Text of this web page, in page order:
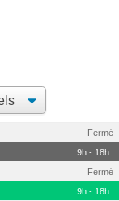
Fermé
9h - 18h
Fermé
9h - 18h